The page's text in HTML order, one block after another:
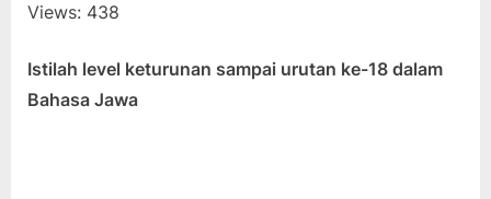
Views: 438
Istilah level keturunan sampai urutan ke-18 dalam
Bahasa Jawa